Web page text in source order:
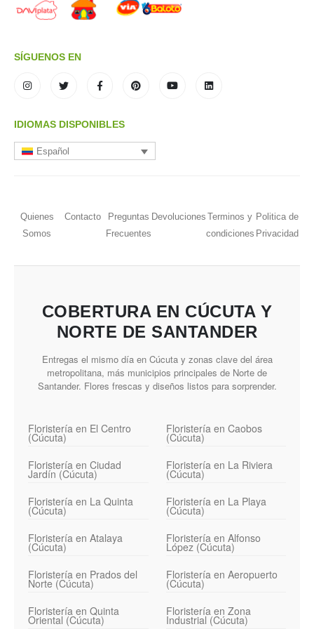
SÍGUENOS EN
IDIOMAS DISPONIBLES
Español
Quienes
Somos
Contacto
Preguntas
Frecuentes
Devoluciones Terminos y
condiciones
Politica de
Privacidad
COBERTURA EN CÚCUTA Y
NORTE DE SANTANDER
Entregas el mismo día en Cúcuta y zonas clave del área
metropolitana, más municipios principales de Norte de
Santander. Flores frescas y diseños listos para sorprender.
Floristería en El Centro
(Cúcuta)
Floristería en Caobos
(Cúcuta)
Floristería en Ciudad
Jardín (Cúcuta)
Floristería en La Riviera
(Cúcuta)
Floristería en La Quinta
(Cúcuta)
Floristería en La Playa
(Cúcuta)
Floristería en Atalaya
(Cúcuta)
Floristería en Alfonso
López (Cúcuta)
Floristería en Prados del
Norte (Cúcuta)
Floristería en Aeropuerto
(Cúcuta)
Floristería en Quinta
Oriental (Cúcuta)
Floristería en Zona
Industrial (Cúcuta)